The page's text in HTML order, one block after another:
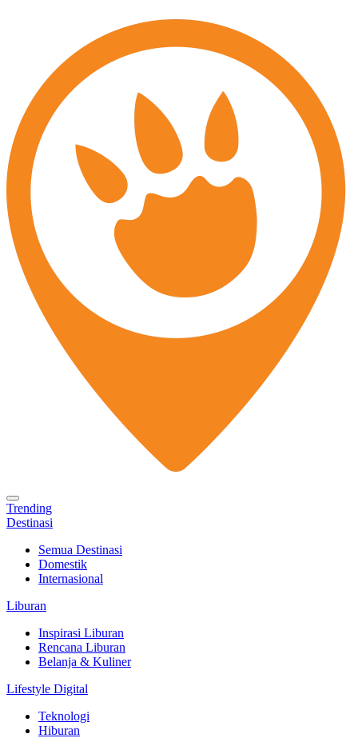
Trending
Destinasi
Semua Destinasi
Domestik
Internasional
Liburan
Inspirasi Liburan
Rencana Liburan
Belanja & Kuliner
Lifestyle Digital
Teknologi
Hiburan